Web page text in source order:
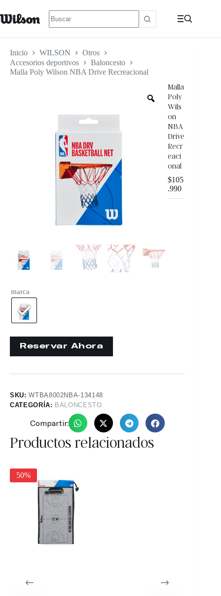
Inicio WILSON
Otros
Accesorios deportivos
Baloncesto
Malla Poly Wilson NBA Drive Recreacional
Malla
Poly
Wils
on
NBA
Drive
Recr
eaci
onal
$105
.990
marca
SKU:WTBA8002NBA-134148
CATEGORÍA: BALONCESTO
Compartir:
Productos relacionados
50%